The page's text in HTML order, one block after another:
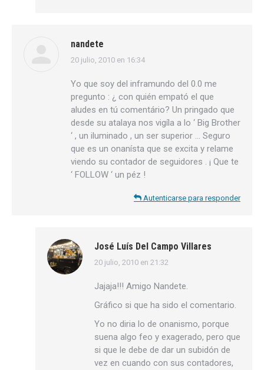
nandete
dice:
20 julio, 2010 en 16:34
Yo que soy del inframundo del 0.0 me
pregunto : ¿ con quién empató el que
aludes en tú comentário? Un pringado que
desde su atalaya nos vigíla a lo ‘ Big Brother
‘ , un iluminado , un ser superior … Seguro
que es un onanísta que se excita y relame
viendo su contador de seguidores . ¡ Que te
‘ FOLLOW ‘ un péz !
Autenticarse para responder
José Luís Del Campo Villares
dice:
20 julio, 2010 en 21:32
Jajaja!!! Amigo Nandete.
Gráfico si que ha sido el comentario.
Yo no diria lo de onanismo, porque
suena algo feo y exagerado, pero que
si que le debe de dar un subidón de
vez en cuando con sus contadores,